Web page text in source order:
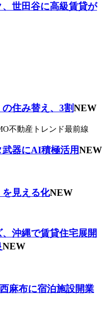
世田谷に高級賃貸が
住み替え、3割NEW
不動産トレンド最前線
器にAI積極活用NEW
見える化NEW
沖縄で賃貸住宅展開
NEW
麻布に宿泊施設開業